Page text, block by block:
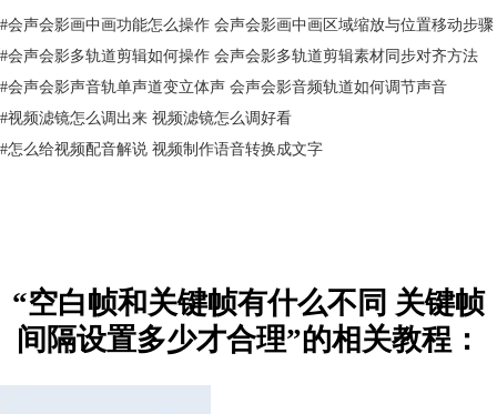
图2：插入关键帧
点击插入的关键帧，当菱形标志显示为橙色的时候，鼠标左键“3D
Text”不松、将其移动至底部。
#会声会影画中画功能怎么操作 会声会影画中画区域缩放与位置移动步骤
#会声会影多轨道剪辑如何操作 会声会影多轨道剪辑素材同步对齐方法
#会声会影声音轨单声道变立体声 会声会影音频轨道如何调节声音
#视频滤镜怎么调出来 视频滤镜怎么调好看
#怎么给视频配音解说 视频制作语音转换成文字
“空白帧和关键帧有什么不同 关键帧
间隔设置多少才合理”的相关教程：